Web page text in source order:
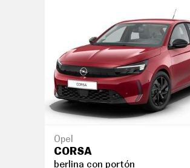
Opel
CORSA
berlina con portón